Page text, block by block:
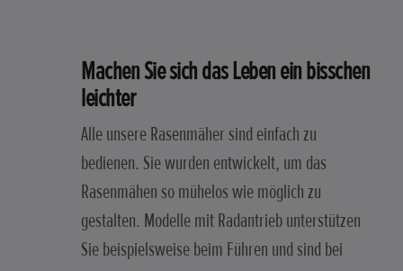
Machen Sie sich das Leben ein bisschen
leichter
Alle unsere Rasenmäher sind einfach zu
bedienen. Sie wurden entwickelt, um das
Rasenmähen so mühelos wie möglich zu
gestalten. Modelle mit Radantrieb unterstützen
Sie beispielsweise beim Führen und sind bei